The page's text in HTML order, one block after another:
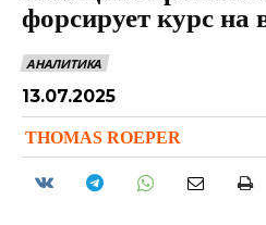
форсирует курс на
АНАЛИТИКА
13.07.2025
THOMAS ROEPER